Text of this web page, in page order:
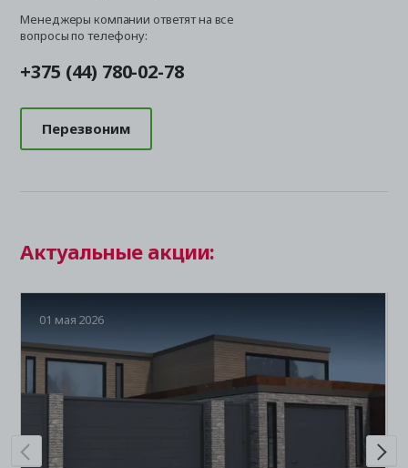
Менеджеры компании ответят на все
вопросы по телефону:
+375 (44) 780-02-78
Перезвоним
Актуальные акции:
01 мая 2026